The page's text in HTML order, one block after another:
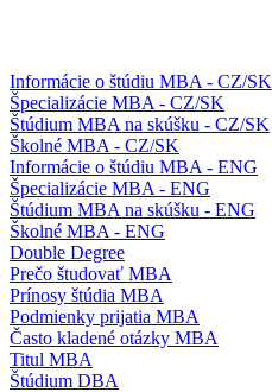
Informácie o štúdiu MBA - CZ/SK
Špecializácie MBA - CZ/SK
Štúdium MBA na skúšku - CZ/SK
Školné MBA - CZ/SK
Informácie o štúdiu MBA - ENG
Špecializácie MBA - ENG
Štúdium MBA na skúšku - ENG
Školné MBA - ENG
Double Degree
Prečo študovať MBA
Prínosy štúdia MBA
Podmienky prijatia MBA
Často kladené otázky MBA
Titul MBA
Štúdium DBA